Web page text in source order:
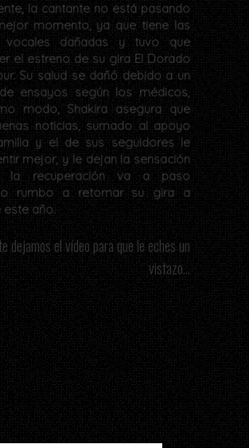
la cantante no está pasando
momento, ya que tiene las
vocales dañadas y tuvo que
el estreno de su gira El Dorado
Su salud se dañó debido a un
ensayos según los médicos,
modo, Shakira asegura que
noticias, sumado al apoyo
y el de sus seguidores le
mejor, y le dejan la sensación
la recuperación va a paso
rumbo a retomar su gira a
este año.
dejamos el vídeo para que le eches un
vistazo...